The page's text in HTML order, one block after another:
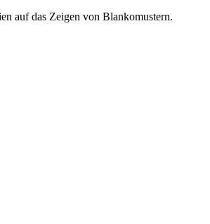
auf das Zeigen von Blankomustern.